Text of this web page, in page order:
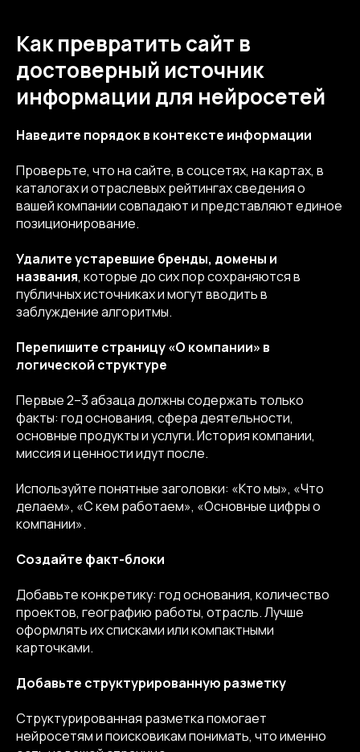
Как превратить сайт в
достоверный источник
информации для нейросетей
Наведите порядок в контексте информации
Проверьте, что на сайте, в соцсетях, на картах, в
каталогах и отраслевых рейтингах сведения о
вашей компании совпадают и представляют единое
позиционирование.
Удалите устаревшие бренды, домены и
названия, которые до сих пор сохраняются в
публичных источниках и могут вводить в
заблуждение алгоритмы.
Перепишите страницу «О компании» в
логической структуре
Первые 2–3 абзаца должны содержать только
факты: год основания, сфера деятельности,
основные продукты и услуги. История компании,
миссия и ценности идут после.
Используйте понятные заголовки: «Кто мы», «Что
делаем», «С кем работаем», «Основные цифры о
компании».
Создайте факт-блоки
Добавьте конкретику: год основания, количество
проектов, географию работы, отрасль. Лучше
оформлять их списками или компактными
карточками.
Добавьте структурированную разметку
Структурированная разметка помогает
нейросетям и поисковикам понимать, что именно